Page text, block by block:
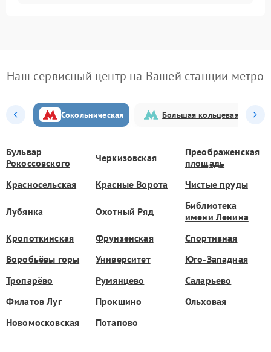
Наш сервисный центр на Вашей станции метро
Сокольническая Большая кольцевая
Бульвар
Рокоссовского
Черкизовская
Преображенская
площадь
Красносельская
Красные Ворота Чистые пруды
Лубянка Охотный Ряд
Библиотека
имени Ленина
Кропоткинская
Фрунзенская
Спортивная
Воробьёвы горы
Университет
Юго-Западная
Тропарёво
Румянцево
Саларьево
Филатов Луг
Прокшино
Ольховая
Новомосковская
Потапово